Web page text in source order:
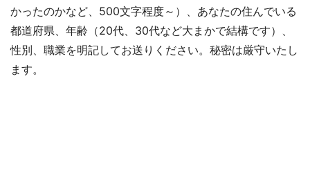
かったのかなど、500文字程度～）、あなたの住んでいる
都道府県、年齢（20代、30代など大まかで結構です）、
性別、職業を明記してお送りください。秘密は厳守いたし
ます。